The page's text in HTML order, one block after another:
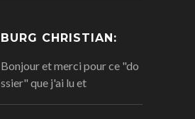
BURG CHRISTIAN:
Bonjour et merci pour ce "do
ssier" que j'ai lu et